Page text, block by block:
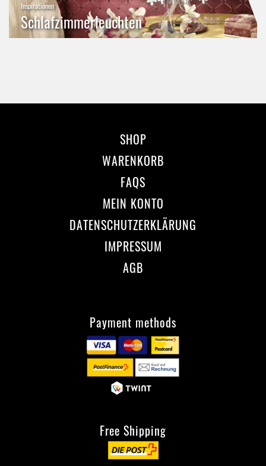
Inspirationen
Schlafzimmerleuchten
SHOP
WARENKORB
FAQS
MEIN KONTO
DATENSCHUTZERKLÄRUNG
IMPRESSUM
AGB
Payment methods
Free Shipping